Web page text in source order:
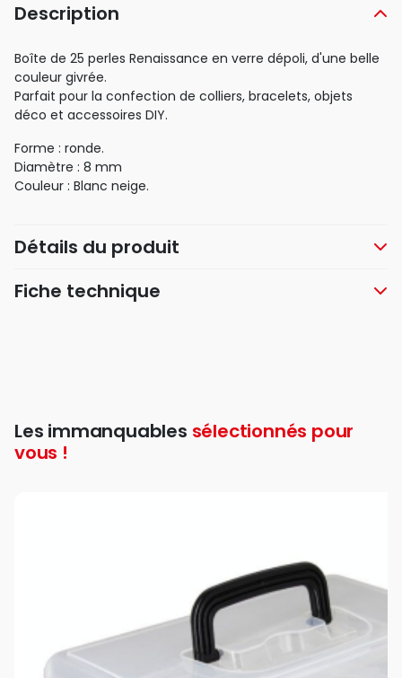
Description
Boîte de 25 perles Renaissance en verre dépoli, d'une belle
couleur givrée.
Parfait pour la confection de colliers, bracelets, objets
déco et accessoires DIY.
Forme : ronde.
Diamètre : 8 mm
Couleur : Blanc neige.
Détails du produit
Fiche technique
Les immanquables sélectionnés pour
vous !